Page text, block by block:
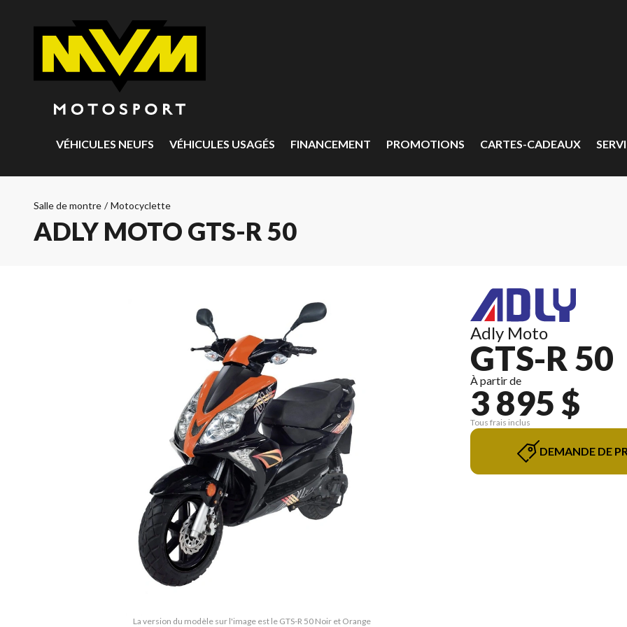
VÉHICULES NEUFS VÉHICULES USAGÉS FINANCEMENT PROMOTIONS CARTES-CADEAUX
Salle de montre / Motocyclette
ADLY MOTO GTS-R 50
La version du modèle sur l'image est le GTS-R 50 Noir et Orange
Adly Moto
GTS-R 50
À partir de
3 895 $
Tous frais inclus
DEMANDE DE